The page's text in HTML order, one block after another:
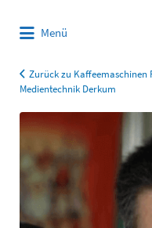
Menü
Zurück zu Kaffeemaschinen
Medientechnik Derkum